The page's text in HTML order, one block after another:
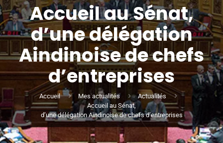
Accueil au Sénat,
d’une délégation
Aindinoise de chefs
d’entreprises
Accueil Mes actualités
Actualités
Accueil au Sénat,
d’une délégation Aindinoise de chefs d’entreprises